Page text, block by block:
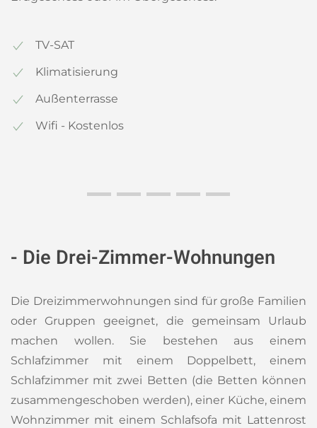
TV-SAT
Klimatisierung
Außenterrasse
Wifi - Kostenlos
- Die Drei-Zimmer-Wohnungen
Die Dreizimmerwohnungen sind für große Familien
oder Gruppen geeignet, die gemeinsam Urlaub
machen wollen. Sie bestehen aus einem
Schlafzimmer mit einem Doppelbett, einem
Schlafzimmer mit zwei Betten (die Betten können
zusammengeschoben werden), einer Küche, einem
Wohnzimmer mit einem Schlafsofa mit Lattenrost